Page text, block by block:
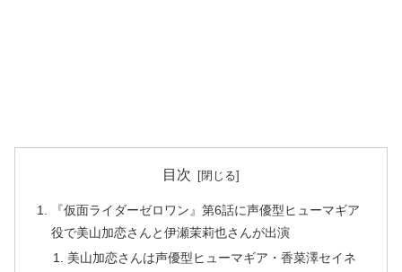
目次
『仮面ライダーゼロワン』第6話に声優型ヒューマギア
役で美山加恋さんと伊瀬茉莉也さんが出演
美山加恋さんは声優型ヒューマギア・香菜澤セイネ